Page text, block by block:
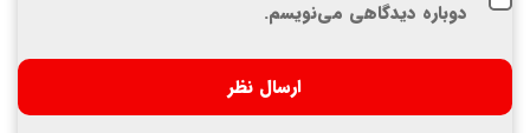
دوباره دیدگاهی می‌نویسم.